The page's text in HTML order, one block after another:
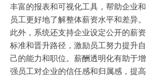
丰富的报表和可视化工具，帮助企业和
员工更好地了解整体薪资水平和差异。
此外，系统还支持企业设定公开的薪资
标准和晋升路径，激励员工努力提升自
己的能力和职位。薪酬透明化有助于增
强员工对企业的信任感和归属感，提高